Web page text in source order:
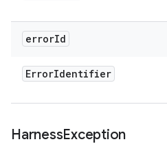
errorId
ErrorIdentifier
HarnessException